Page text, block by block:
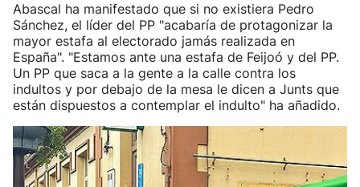
Abascal ha manifestado que si no existiera Pedro
Sánchez, el líder del PP "acabaría de protagonizar la
mayor estafa al electorado jamás realizada en
España". "Estamos ante una estafa de Feijoó y del PP.
Un PP que saca a la gente a la calle contra los
indultos y por debajo de la mesa le dicen a Junts que
están dispuestos a contemplar el indulto" ha añadido.